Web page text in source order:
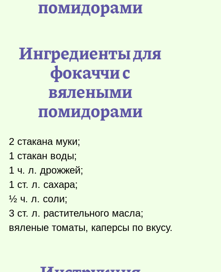
помидорами
Ингредиенты для
фокаччи с
вялеными
помидорами
2 стакана муки;
1 стакан воды;
1 ч. л. дрожжей;
1 ст. л. сахара;
½ ч. л. соли;
3 ст. л. растительного масла;
вяленые томаты, каперсы по вкусу.